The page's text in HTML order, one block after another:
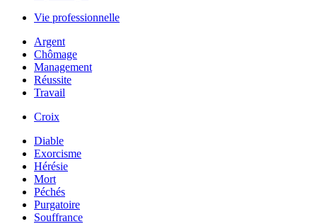
Vie professionnelle
Argent
Chômage
Management
Réussite
Travail
Croix
Diable
Exorcisme
Hérésie
Mort
Péchés
Purgatoire
Souffrance